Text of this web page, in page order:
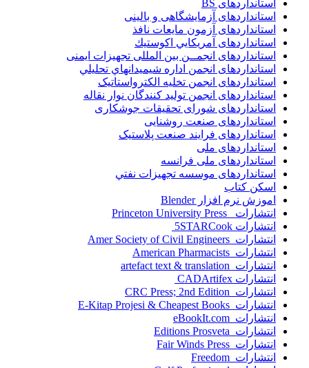
استانداردهای BS
استانداردهای آزمایشگاهی و بالینی
استانداردهای آزمون مایعات نافذ
استانداردهای آمريكايي اكوستيك
استانداردهای انجمــن بين المللى تجهيزات ايمنى
استانداردهای انجمن اداره شيميدانهاي تحليلي
استانداردهای انجمن تخليه الکترواستاتيک
استانداردهای انجمن توليد کنندگان نوار نقاله
استانداردهای شورای تحقیقات جوشکاری
استانداردهای صنعت روشنایی
استانداردهای فرايند صنعت پلاستيک
استانداردهای ملی
استانداردهای ملی فرانسه
استانداردهای موسسه تجهيزات نفتي
اسکن کتاب
اموزش نرم افزار Blender
انتشارات Princeton University Press
انتشارات ‎ 5STARCook
انتشارات Amer Society of Civil Engineers
انتشارات American Pharmacists
انتشارات artefact text & translation
انتشارات ‎ CADArtifex
انتشارات CRC Press; 2nd Edition
انتشارات E-Kitap Projesi & Cheapest Books
انتشارات eBookIt.com
انتشارات Editions Prosveta
انتشارات Fair Winds Press
انتشارات Freedom